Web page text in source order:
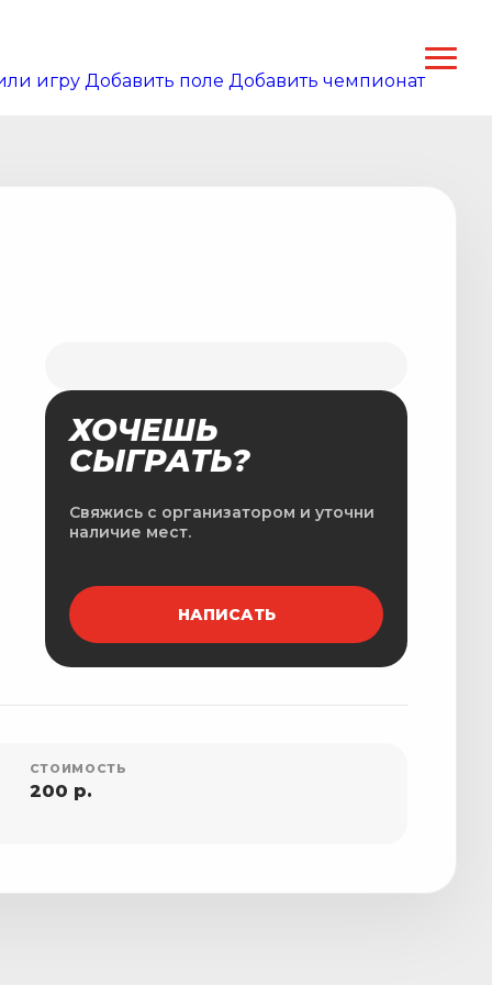
игру Добавить поле Добавить чемпионат
СТОИМОСТЬ
200 р.
ХОЧЕШЬ
СЫГРАТЬ?
Свяжись с организатором и уточни
наличие мест.
НАПИСАТЬ